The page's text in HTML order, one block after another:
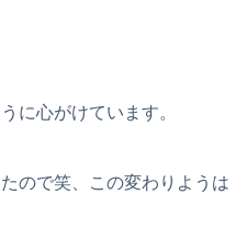
に心がけています。
たので笑、この変わりようは